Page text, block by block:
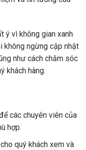
ý vì không gian xanh
không ngừng cập nhật
như cách chăm sóc
khách hàng.
các chuyên viên của
hợp.
quý khách xem và